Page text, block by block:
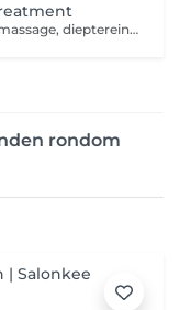
Hair scalp analyse, hoofd-nek-schoudermassage, dieptereiniging hoofdhuid, haar wassen, handdoek droog haar. (Mocht je het haar willen laten stylen met product of laten stylen naar het gewenste model, dan worden er extra kosten in rekening gebracht. Zie de prijslijst van de behandelingen.)
rondom